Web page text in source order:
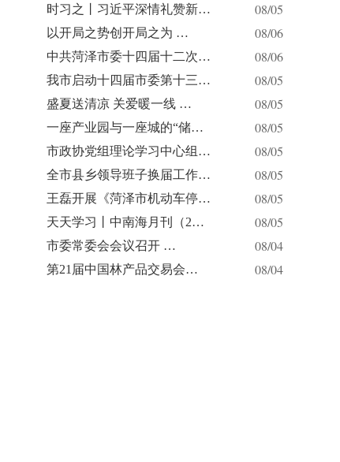
时习之丨习近平深情礼赞新… 08/05
以开局之势创开局之为 … 08/06
中共菏泽市委十四届十二次… 08/06
我市启动十四届市委第十三… 08/05
盛夏送清凉 关爱暖一线 … 08/05
一座产业园与一座城的“储… 08/05
市政协党组理论学习中心组… 08/05
全市县乡领导班子换届工作… 08/05
王磊开展《菏泽市机动车停… 08/05
天天学习丨中南海月刊（2… 08/05
市委常委会会议召开 … 08/04
第21届中国林产品交易会… 08/04